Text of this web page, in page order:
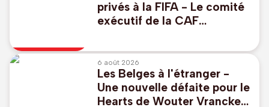
privés à la FIFA - Le comité
exécutif de la CAF
soutien" à Infantino
6 août 2026
Les Belges à l'étranger -
Une nouvelle défaite pour le
Hearts de Wouter Vrancken